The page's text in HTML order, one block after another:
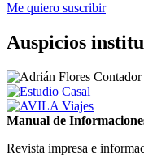
Me quiero suscribir
Auspicios
Manual de
Revista impresa e